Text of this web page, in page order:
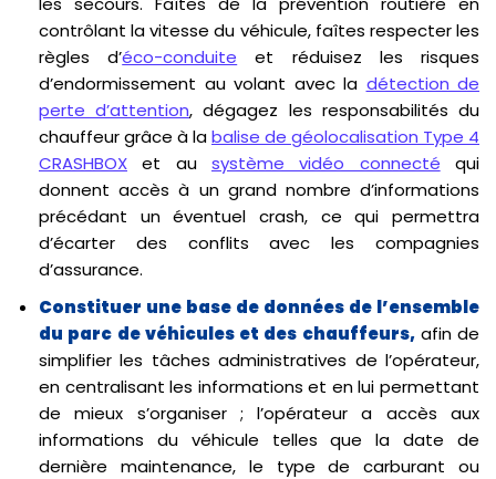
contrôlant la vitesse du véhicule, faîtes respecter les
règles d’éco-conduite et réduisez les risques
d’endormissement au volant avec la détection de
perte d’attention, dégagez les responsabilités du
chauffeur grâce à labalise de géolocalisation Type 4
CRASHBOX et au système vidéo connecté qui
donnent accès à un grand nombre d’informations
précédant un éventuel crash, ce qui permettra
d’écarter des conflits avec les compagnies
d’assurance.
Constituer une base de données de l’ensemble
du parc de véhicules et des chauffeurs,afin de
simplifier les tâches administratives de l’opérateur,
en centralisant les informations et en lui permettant
de mieux s’organiser ; l’opérateur a accès aux
informations du véhicule telles que la date de
dernière maintenance, le type de carburant ou